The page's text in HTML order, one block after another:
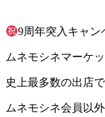
9周年突入キャン
ムネモシネマーケッ
史上最多数の出店
ムネモシネ会員以